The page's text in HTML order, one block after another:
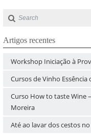
Artigos recentes
Workshop Iniciação à
Cursos de Vinho
Curso How to taste Wine
Moreira
Até ao lavar dos cestos